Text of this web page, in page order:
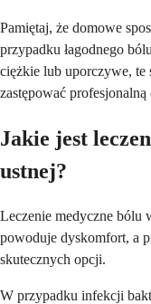
Pamiętaj, że domowe
przypadku łagodnego
ciężkie lub uporczywe, te
zastępować profesjonalną
Jakie jest
ustnej?
Leczenie medyczne bólu
powoduje dyskomfort, a
skutecznych opcji.
W przypadku infekcji